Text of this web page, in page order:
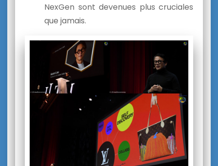
NexGen sont devenues plus cruciales
que jamais.